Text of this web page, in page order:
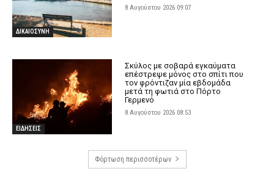
ΔΙΚΑΙΟΣΥΝΗ
8 Αυγούστου 2026 09:07
ΕΙΔΗΣΕΙΣ
Σκύλος με σοβαρά εγκαύματα
επέστρεψε μόνος στο σπίτι που
τον φρόντιζαν μία εβδομάδα
μετά τη φωτιά στο Πόρτο
Γερμενό
8 Αυγούστου 2026 08:53
Φόρτωση περισσοτέρων